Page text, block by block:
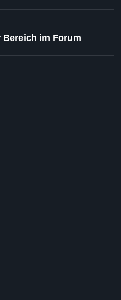
Bereich im Forum